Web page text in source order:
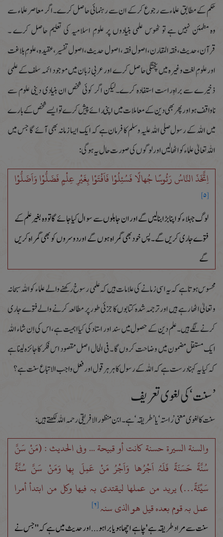
حکم کے مطابق علماء سے رجوع کر کے ان سے رہنمائی حاصل کرے۔اگر معاصر علماء سے
وہ مطمئن نہیں ہے تو ٹھوس علمی بنیادوں پر علومِ اسلامیہ کی تعلیم حاصل کرے ۔
قرآن،حدیث ،فقہ المقارن،اصول فقہ،اصول حدیث،اصول تفسیر،عقیدہ،علومِ بلاغت
اورعلومِ لغت وغیرہ میں پختگی حاصل کرے اور عربی زبان میں موجود ائمہ سلف کے علمی
ذخیرے سے براہِ راست استفادہ کرے۔لیکن اگر کوئی شخص ان بنیادی دینی علوم سے
ناواقف ہو اور پھر بھی دین کے معاملات میں اپنی رائے پیش کرے تو ایسے شخص کے بارے
میں اللہ کے رسول صلی اللہ علیہ وسلم کا فرمان ہے کہ ایک ایسا زمانہ بھی آئے گا جس میں
اللہ تعالیٰ علماء کو اٹھا لیں اور لوگوں کی صورت حال یہ ہوگی :
اِتَّخَذَ النَّاسُ رَئُوسًا جُھالًا فَسُئِلُوْا فَاَفْتَوْا بِغَیْرِ عِلْمٍ فَضَلُّوْا وَاَضَلُّوْا
[۵]
لوگ جہلاء کو اپنا بڑا بنالیں گے اور ان جاہلوں سے سوال کیا جائے گا تو وہ بغیر علم کے
فتوے جاری کریں گے۔پس خود بھی گمراہ ہوں گے اور دوسروں کو بھی گمراہ کریں
گے
محسوس ہوتا ہے کہ یہ اسی زمانے کی علامات ہیں کہ علمی رسوخ رکھنے والے علماء کو اللہ سبحانہ
و تعالیٰ اٹھا رہے ہیں اور ترجمہ شدہ کتابوں کا جزئی طور پر مطالعہ کرنے والے فتوے جاری
کرنے لگے ہیں۔علم دین کے حصول میں سند اور استاد کی کیااہمیت ہے،اس کی اِن شاء اللہ
ایک مستقل مضمون میں وضاحت کروں گا ۔فی الحال اصل مقصود اس فکر کا جائزہ لینا ہے
کہ کیایہ کہنا درست ہے کہ اللہ کے رسول کا ہرہر قول اور فعل واجب الاتباع سنت ہے ؟
’سنت ‘کی لغوی تعریف
سنت کا لغوی معنی’راستہ‘یا ’طریقہ‘ہے ۔ابن منظور الافریقی رحمہ اللہ لکھتے ہیں:
والسنة السیرة حسنة کانت أو قبیحة ... وفی الحدیث : (مَنْ سَنَّ
سُنَّةً حَسَنَةً فَلَہُ اَجْرُھَا وَاَجْرُ مَنْ عَمِلَ بِھَا وَمَنْ سَنَّ سُنَّةً
سَیِّئَةً…) یرید من عملھا لیقتدی بہ فیھا وکل من ابتدأ أمرا
عمل بہ قوم بعدہ قیل ھو الذی سنہ[۶]
سنت سے مرادطریقہ ہے 'چاہے اچھا ہو یا برا ہو...اور حدیث میں ہے کہ ''جس نے